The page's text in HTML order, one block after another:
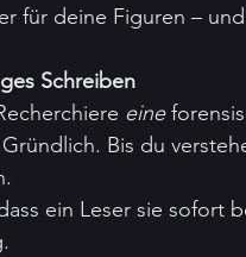
für deine Figuren –
Schreiben
eine
Bis du
ein Leser sie sofort